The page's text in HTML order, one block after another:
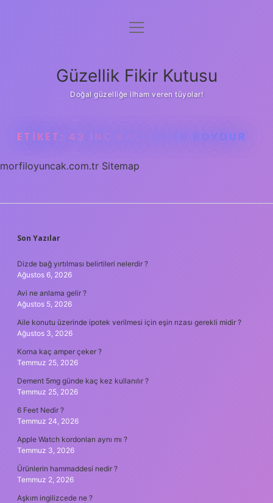
Anasayfa
Yasal Uyarı
menüyü
Güzellik Fikir Kutusu
Doğal güzelliğe ilham veren tüyolar!
ETIKET: 43 INÇ KAÇ CM EN BOYDUR
morfiloyuncak.com.tr Sitemap
SIDEBAR
Son Yazılar
Dizde bağ yırtılması belirtileri nelerdir ?
Ağustos 6, 2026
Avi ne anlama gelir ?
Ağustos 5, 2026
Aile konutu üzerinde ipotek verilmesi için eşin rızası gerekli midir ?
Ağustos 3, 2026
Korna kaç amper çeker ?
Temmuz 25, 2026
Dement 5mg günde kaç kez kullanılır ?
Temmuz 25, 2026
6 Feet Nedir ?
Temmuz 24, 2026
Apple Watch kordonları aynı mı ?
Temmuz 3, 2026
Ürünlerin hammaddesi nedir ?
Temmuz 2, 2026
Aşkım ingilizcede ne ?